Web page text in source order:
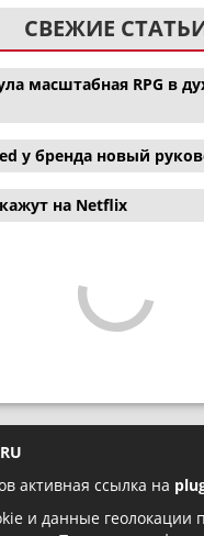
СВЕЖИЕ
масштабная RPG в
у бренда новый
на Netflix
активная ссылка на
и данные геолокации